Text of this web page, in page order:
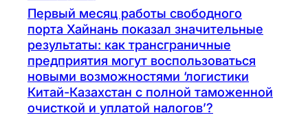
Первый месяц работы свободного
порта Хайнань показал значительные
результаты: как трансграничные
предприятия могут воспользоваться
новыми возможностями ‘логистики
Китай-Казахстан с полной таможенной
очисткой и уплатой налогов’?